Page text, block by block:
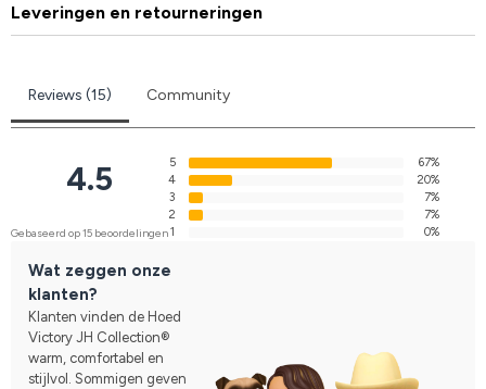
Leveringen en retourneringen
Reviews (15) Community
4.5
Gebaseerd op 15 beoordelingen
5
67%
4
20%
3
7%
2
7%
1
0%
Wat zeggen onze
klanten?
Klanten vinden de Hoed
Victory JH Collection®
warm, comfortabel en
stijlvol. Sommigen geven